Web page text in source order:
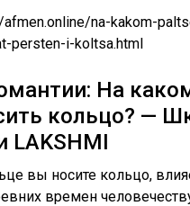
na-kakom-
persten-i-koltsa.html
На
кольцо? —
LAKSHMI
вы носите кольцо,
времен